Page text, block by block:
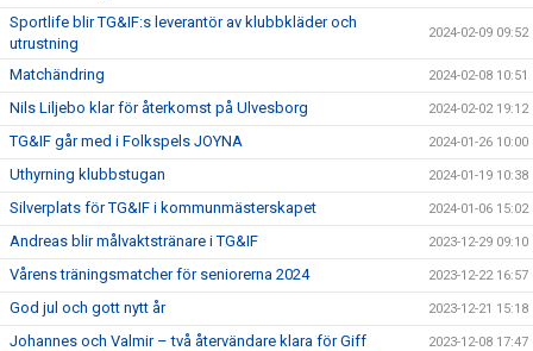
Sportlife blir TG&IF:s leverantör av klubbkläder och
utrustning
2024-02-09 09:52
Matchändring 2024-02-08 10:51
Nils Liljebo klar för återkomst på Ulvesborg 2024-02-02 19:12
TG&IF går med i Folkspels JOYNA 2024-01-26 10:00
Uthyrning klubbstugan 2024-01-19 10:38
Silverplats för TG&IF i kommunmästerskapet 2024-01-06 15:02
Andreas blir målvaktstränare i TG&IF 2023-12-29 09:10
Vårens träningsmatcher för seniorerna 2024 2023-12-22 16:57
God jul och gott nytt år 2023-12-21 15:18
Johannes och Valmir – två återvändare klara för Giff 2023-12-08 17:47